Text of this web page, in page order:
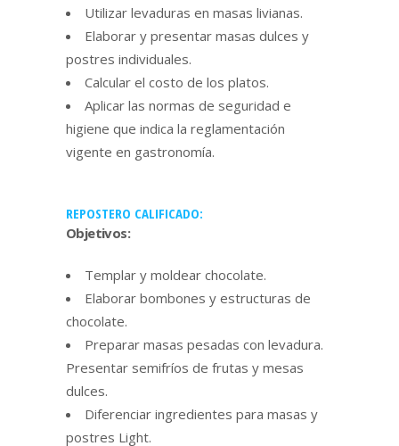
Utilizar levaduras en masas livianas.
Elaborar y presentar masas dulces y
postres individuales.
Calcular el costo de los platos.
Aplicar las normas de seguridad e
higiene que indica la reglamentación
vigente en gastronomía.
REPOSTERO CALIFICADO:
Objetivos:
Templar y moldear chocolate.
Elaborar bombones y estructuras de
chocolate.
Preparar masas pesadas con levadura.
Presentar semifríos de frutas y mesas
dulces.
Diferenciar ingredientes para masas y
postres Light.